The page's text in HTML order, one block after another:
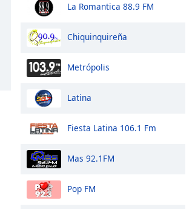
La Romantica 88.9 FM
Chiquinquireña
Metrópolis
Latina
Fiesta Latina 106.1 Fm
Mas 92.1FM
Pop FM